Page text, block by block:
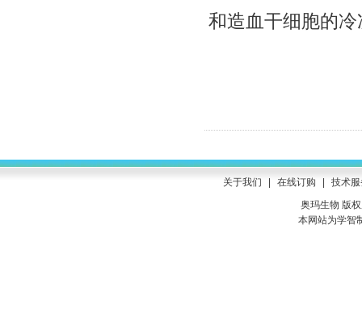
和造血干细胞的
关于我们 在线订购
技术
奥玛生物 版
本网站为学智